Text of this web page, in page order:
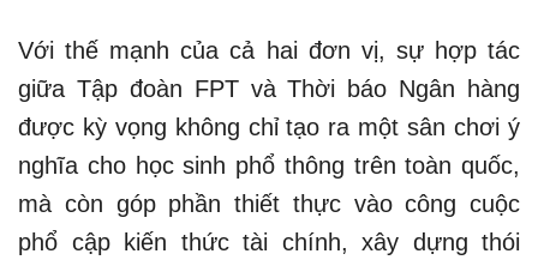
Với thế mạnh của cả hai đơn vị, sự hợp tác
giữa Tập đoàn FPT và Thời báo Ngân hàng
được kỳ vọng không chỉ tạo ra một sân chơi ý
nghĩa cho học sinh phổ thông trên toàn quốc,
mà còn góp phần thiết thực vào công cuộc
phổ cập kiến thức tài chính, xây dựng thói